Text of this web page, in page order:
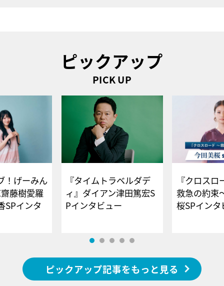
ピックアップ
PICK UP
！げーみん
藤樹愛羅
SPインタ
『タイムトラベルダデ
ィ』ダイアン津田篤宏S
Pインタビュー
『クロス
救急の約束
桜SPイ
ピックアップ記事をもっと見る